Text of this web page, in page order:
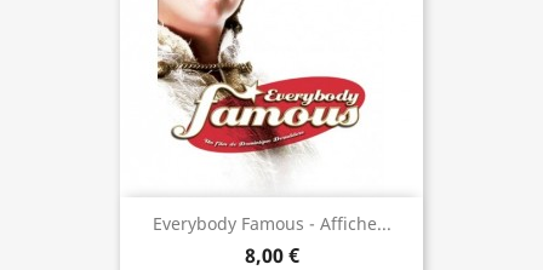
Everybody Famous - Affiche...
8,00 €